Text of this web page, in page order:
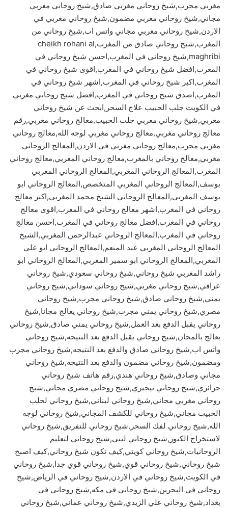
مغربي مجرب,شيخ روحاني مغربي صادق,شيخ روحاني مغربي
مجاني,شيخ روحاني مغربي مضمون,شيخ روحاني مغربي في
الاردن,شيخ روحاني مغربي مجاني واتس اب,شيخ روحاني من
المغرب,شيخ روحاني صادق من المغرب,cheikh rohani al
maghribi,شيخ روحاني في المغرب,احسن شيخ روحاني في
المغرب,افضل شيخ روحاني في المغرب,اقوى شيخ روحاني في
المغرب,اكبر شيخ روحاني في المغرب,اشهر شيخ روحاني في
المغرب,اصدق شيخ روحاني في المغرب,افضل شيخ روحاني مغربي
في الكويت جلب الحبيب علاج السحر,ابحث عن شيخ روحاني
مغربي,شيخ روحاني مغربي جلب الحبيب,معالج روحاني مغربي,رقم
معالج روحاني مغربي,معالج روحاني مغربي لوجه الله,معالج روحاني
مغربي مجرب,معالج روحاني مغربي في الاردن,المعالج الروحاني
مغربي,معالج روحاني بالمغرب,معالج روحاني المغربي,معالج روحاني
المغرب,المعالج الروحاني المغربي,المعالج الروحاني المغربي
يوسف,المعالج الروحاني المغربي المتخصص,المعالج الروحاني ابو
يوسف المغربي,المعالج الروحاني الشيخ محمد المغربي,اكبر معالج
روحاني في المغرب,اشهر معالج روحاني في المغرب,اقوى معالج
روحاني في المغرب,افضل معالج روحاني في المغرب,احسن معالج
روحاني في المغرب,المعالج الروحاني عبدالرحمن المغربي,الشيخ
المعالج الروحاني المغربي عبد المنعم,المعالج الروحاني ابو علي
المغربي,المعالج الروحاني ابو سمير المغربي,المعالج الروحاني ابو
راشد المغربي شيخ روحاني,شيخ روحاني سعودي,شيخ روحاني
عراقي,شيخ روحاني مغربي,شيخ روحاني سوداني,شيخ روحاني
يمني,شيخ روحاني صادق,شيخ روحاني مجرب,شيخ روحاني
مصري,شيخ روحاني يمني مجرب,شيخ روحاني يعالج مجانا,شيخ
روحاني يقبل الدفع بعد العمل,شيخ روحاني يمني صادق,شيخ روحاني
يعالج بالمجان,شيخ روحاني يقبل الدفع بعد النتيجه,شيخ روحاني
واتس اب,شيخ روحاني صادق والدفع بعد النتيجه,شيخ روحاني مجرب
ومضمون,شيخ روحاني مضمون والدفع بعد النتيجه,شيخ روحاني
مجاني وصادق,شيخ روحاني هندي,رقم هاتف شيخ روحاني
جزائري,شيخ روحاني نيجيري,شيخ روحاني مصري مجاني,شيخ
روحاني مغربي مجاني,شيخ روحاني لبناني,شيخ روحاني لجلب
الحبيب مجاني,شيخ روحاني للكشف المجاني,شيخ روحاني لوجه
الله,شيخ روحاني لفك السحر,شيخ روحاني للتفريق,شيخ روحاني
لاستخراج الكنوز,شيخ روحاني ليبي,شيخ روحاني لتعليم
الروحانيات,شيخ روحاني كويتي,كيف تكون شيخ روحاني,كيف اصبح
شيخ روحاني,شيخ روحاني قوي,شيخ روحاني قوي جدا,شيخ روحاني
في الكويت,شيخ روحاني في الاردن,شيخ روحاني في الرياض,شيخ
روحاني في البحرين,شيخ روحاني في مكه,شيخ روحاني في
بغداد,شيخ روحاني علي الزيدي,شيخ روحاني عماني,شيخ روحاني